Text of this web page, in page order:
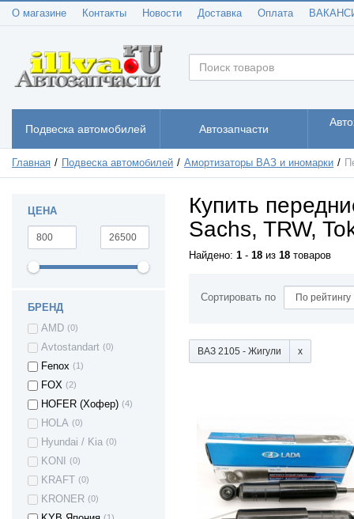
О магазине Контакты Новости Доставка Оплата
Подвеска автомобилей Автозапчасти
Главная Подвеска автомобилей Амортизаторы ВАЗ и иномарки
ЦЕНА
БРЕНД
AMD (0)
Avtostandart (0)
Fenox (1)
FOX (2)
HOFER (Хофер) (4)
HOLA (0)
Hyundai / Kia (0)
KONI (0)
KRAFT (0)
KRONER (0)
Купить
Sachs, TRW,
Найдено: 1 - 18 из 18 товаров
Сортировать по
ВАЗ 2105 - Жигули